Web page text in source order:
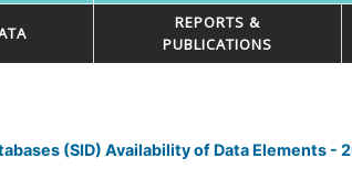
REPORTS &
PUBLICATIONS
(SID) Availability of Data Elements -